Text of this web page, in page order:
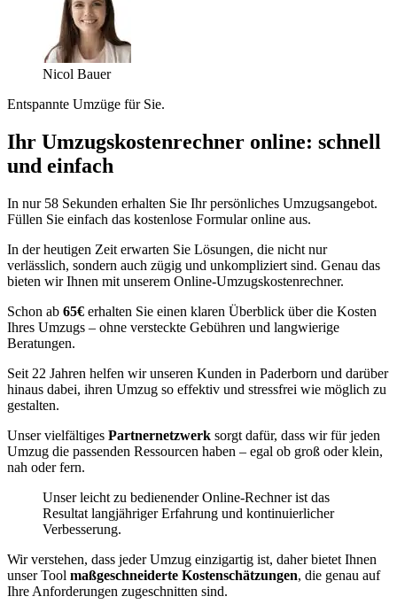
Nicol Bauer
Entspannte Umzüge für Sie.
Ihr Umzugskostenrechner online: schnell
und einfach
In nur 58 Sekunden erhalten Sie Ihr persönliches Umzugsangebot.
Füllen Sie einfach das kostenlose Formular online aus.
In der heutigen Zeit erwarten Sie Lösungen, die nicht nur
verlässlich, sondern auch zügig und unkompliziert sind. Genau das
bieten wir Ihnen mit unserem Online-Umzugskostenrechner.
Schon ab 65€ erhalten Sie einen klaren Überblick über die Kosten
Ihres Umzugs – ohne versteckte Gebühren und langwierige
Beratungen.
Seit 22 Jahren helfen wir unseren Kunden in Paderborn und darüber
hinaus dabei, ihren Umzug so effektiv und stressfrei wie möglich zu
gestalten.
Unser vielfältiges Partnernetzwerk sorgt dafür, dass wir für jeden
Umzug die passenden Ressourcen haben – egal ob groß oder klein,
nah oder fern.
Unser leicht zu bedienender Online-Rechner ist das
Resultat langjähriger Erfahrung und kontinuierlicher
Verbesserung.
Wir verstehen, dass jeder Umzug einzigartig ist, daher bietet Ihnen
unser Tool maßgeschneiderte Kostenschätzungen, die genau auf
Ihre Anforderungen zugeschnitten sind.